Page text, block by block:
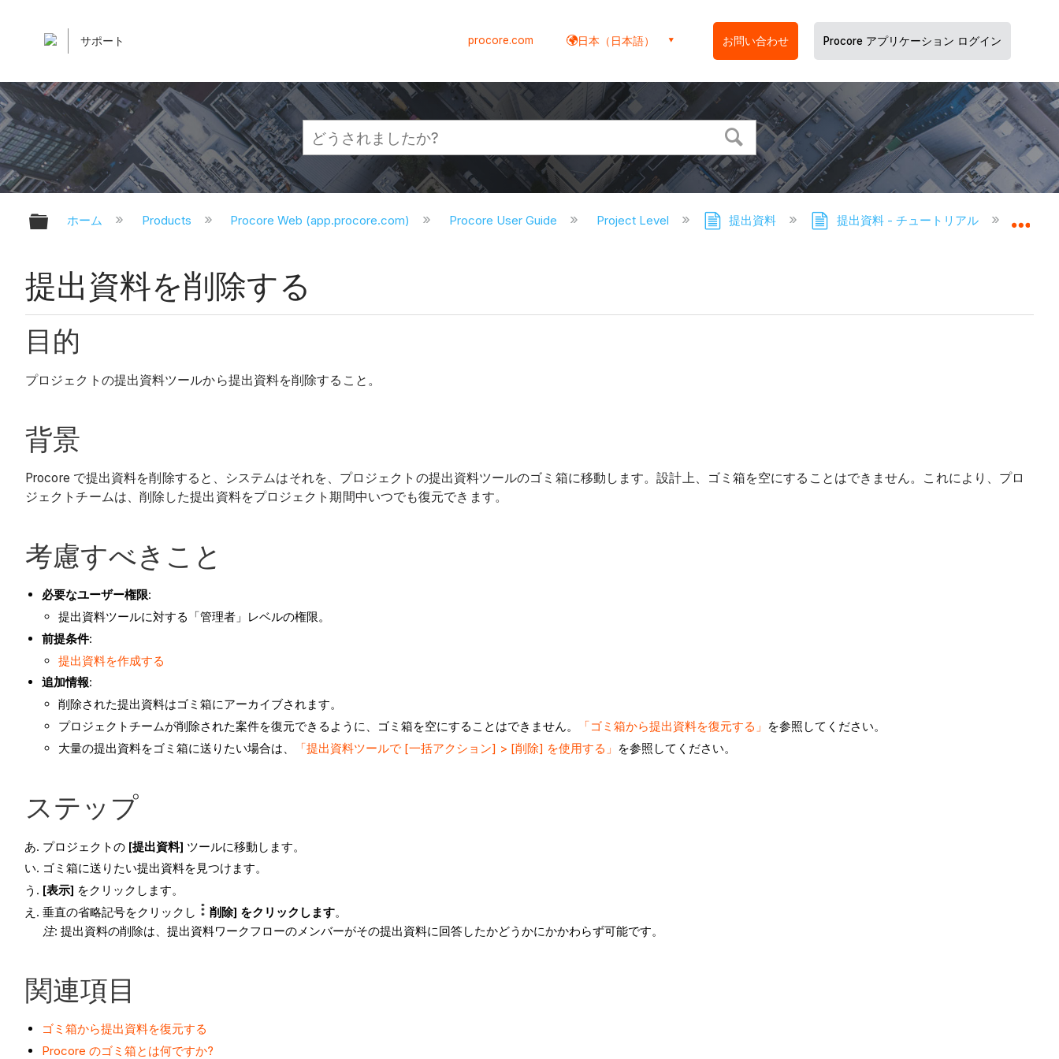
サポート procore.com 日本（日本語） お問い合わせ Procore アプリケーション ログイン
グローバル階層を展開/折りたたむ
ホーム Products Procore Web (app.procore.com) Procore User Guide Project Level 提出資料 提出資料 - チュートリアル 提出資
提出資料を削除する
目的
プロジェクトの提出資料ツールから提出資料を削除すること。
背景
Procore で提出資料を削除すると、システムはそれを、プロジェクトの提出資料ツールのゴミ箱に移動します。設計上、ゴミ箱を空にすることはできません。これにより、プロ
ジェクトチームは、削除した提出資料をプロジェクト期間中いつでも復元できます。
考慮すべきこと
必要なユーザー権限:
提出資料ツールに対する「管理者」レベルの権限。
前提条件:
提出資料を作成する
追加情報:
削除された提出資料はゴミ箱にアーカイブされます。
プロジェクトチームが削除された案件を復元できるように、ゴミ箱を空にすることはできません。
「ゴミ箱から提出資料を復元する」 を参照してください。
大量の提出資料をゴミ箱に送りたい場合は、
「提出資料ツールで [一括アクション] > [削除] を使用する」 を参照してください。
ステップ
プロジェクトの [提出資料] ツールに移動します。
ゴミ箱に送りたい提出資料を見つけます。
[表示] をクリックします。
垂直の省略記号をクリックし
削除] をクリックします。
注: 提出資料の削除は、提出資料ワークフローのメンバーがその提出資料に回答したかどうかにかかわらず可能です。
関連項目
ゴミ箱から提出資料を復元する
Procore のゴミ箱とは何ですか?